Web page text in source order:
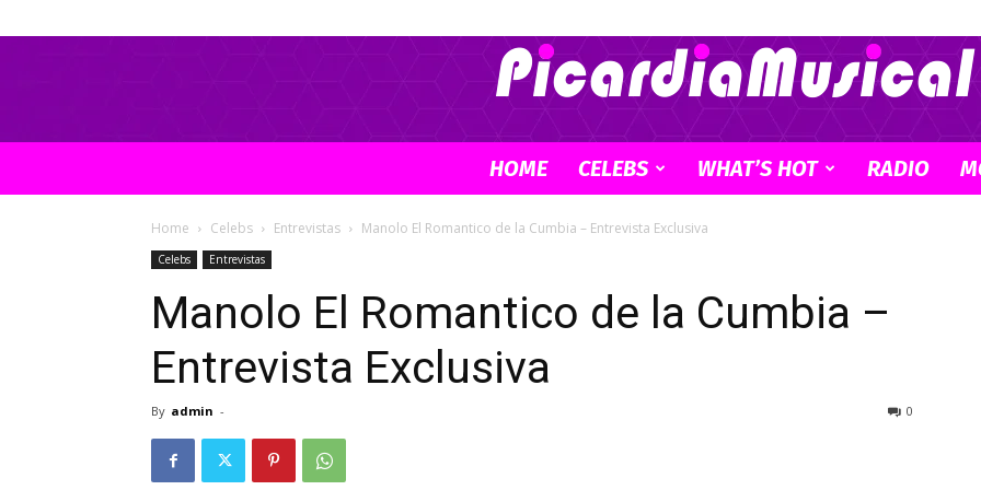
Picardia
Musical
HOME CELEBS WHAT’S HOT RADIO
Home Celebs Entrevistas Manolo El Romantico de la Cumbia – Entrevista Exclusiva
Celebs Entrevistas
Manolo El Romantico de la Cumbia –
Entrevista Exclusiva
By admin - 0